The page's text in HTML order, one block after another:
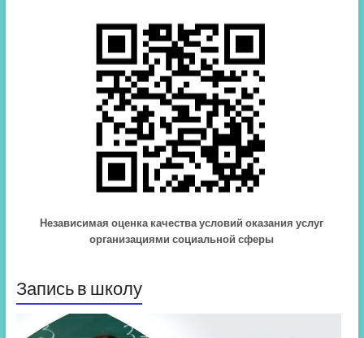
Независимая оценка качества условий оказания услуг
организациями социальной сферы
Запись в школу